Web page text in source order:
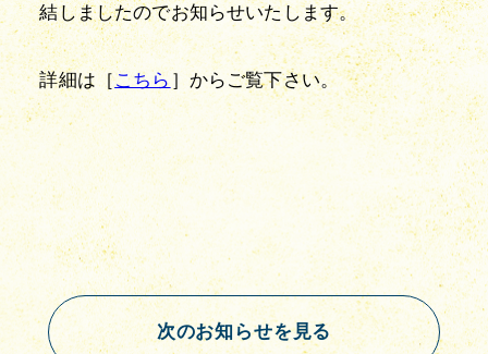
結しましたのでお知らせいたします。
詳細は［こちら ］からご覧下さい。
次のお知らせを見る